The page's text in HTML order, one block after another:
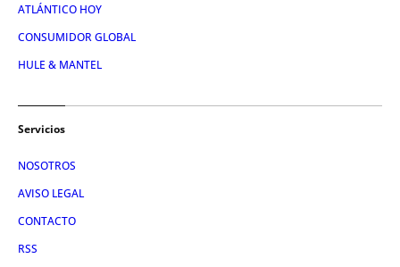
ATLÁNTICO HOY
CONSUMIDOR GLOBAL
HULE & MANTEL
Servicios
NOSOTROS
AVISO LEGAL
CONTACTO
RSS